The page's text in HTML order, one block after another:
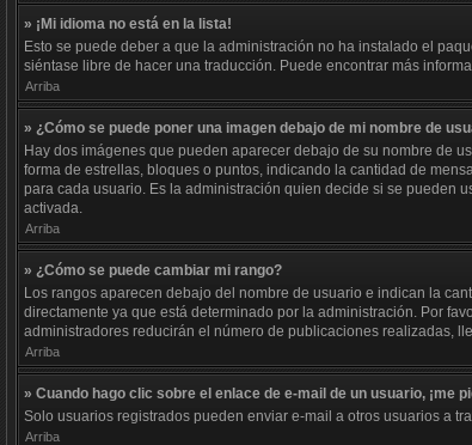
» ¡Mi idioma no está en la lista!
Esto se puede deber a que la administración no ha instalado el
siéntase libre de hacer una traducción. Puede encontrar más
Arriba
» ¿Cómo se puede poner una imagen debajo de mi nombre de
Hay dos imágenes que pueden aparecer debajo de su nombre de
forma de estrellas, bloques o puntos, indicando la cantidad de
para cada usuario. Es la administración quien decide si se pueden
activada.
Arriba
» ¿Cómo se puede cambiar mi rango?
Los rangos aparecen debajo del nombre de usuario e indican la
directamente ya que está determinado por la administración. Por
administradores reducirán el número de publicaciones realizadas,
Arriba
» Cuando hago clic sobre el enlace de e-mail de un usuario, ¡me
Solo usuarios registrados pueden enviar e-mail a otros usuarios a
Arriba